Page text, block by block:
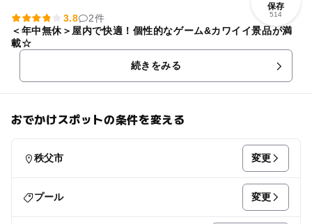
保存
514
3.8
2件
＜年中無休＞屋内で快適！個性的なゲーム&カワイイ景品が満
載☆
続きをみる
おでかけスポットの条件を変える
秩父市 変更
プール 変更